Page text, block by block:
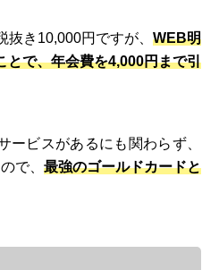
き10,000円ですが、 WEB明
とで、年会費を4,000円まで引
ービスがあるにも関わらず、
で、 最強のゴールドカードと